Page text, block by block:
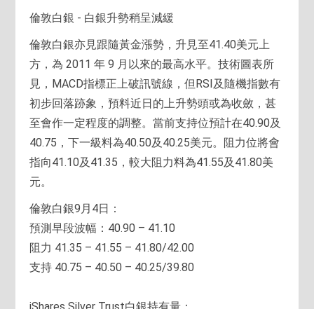
倫敦白銀 - 白銀升勢稍呈減緩
倫敦白銀亦見跟隨黃金漲勢，升見至41.40美元上
方，為 2011 年 9 月以來的最高水平。技術圖表所
見，MACD指標正上破訊號線，但RSI及隨機指數有
初步回落跡象，預料近日的上升勢頭或為收斂，甚
至會作一定程度的調整。當前支持位預計在40.90及
40.75，下一級料為40.50及40.25美元。阻力位將會
指向41.10及41.35，較大阻力料為41.55及41.80美
元。
倫敦白銀9月4日：
預測早段波幅：40.90 – 41.10
阻力 41.35 – 41.55 – 41.80/42.00
支持 40.75 – 40.50 – 40.25/39.80
iShares Silver Trust白銀持有量：